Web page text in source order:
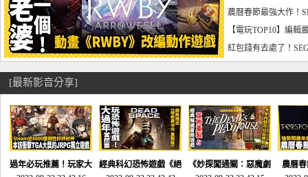
到!!-電玩宅速配
農曆春節最強大作！
電玩宅速配20230123
【電玩TOP10】編
了，封面圖直接雷你
紅包錢有去處了！
宅速配20230119
[最新影音分享]
過年必玩推薦！玩家大
經典科幻恐怖遊戲《絕
《妙探闖通關：惡魔劇
農曆